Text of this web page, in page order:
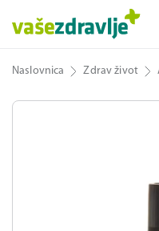
Naslovnica Zdrav život